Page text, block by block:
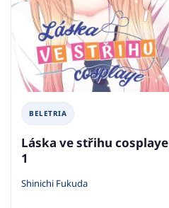
BELETRIA
Láska ve střihu cosplaye
1
Shinichi Fukuda